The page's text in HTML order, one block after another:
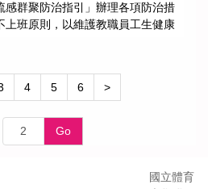
感群聚防治指引」辦理各項防治措
上班原則，以維護教職員工生健康
4 5 6 >
Go
國立體育